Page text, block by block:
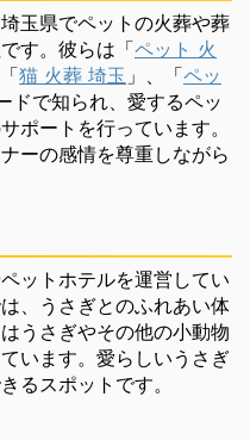
玉県でペットの火葬や葬
す。彼らは「ペット 火
猫 火葬 埼玉 」、「ペッ
ドで知られ、愛するペッ
ポートを行っています。
ーの感情を尊重しながら
ットホテルを運営してい
、うさぎとのふれあい体
うさぎやその他の小動物
います。愛らしいうさぎ
るスポットです。